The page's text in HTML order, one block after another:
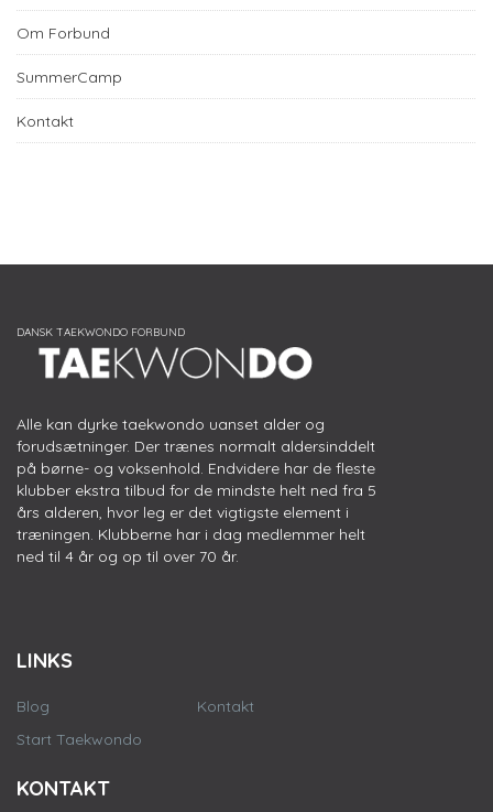
Om Forbund
SummerCamp
Kontakt
Alle kan dyrke taekwondo uanset alder og
forudsætninger. Der trænes normalt aldersinddelt
på børne- og voksenhold. Endvidere har de fleste
klubber ekstra tilbud for de mindste helt ned fra 5
års alderen, hvor leg er det vigtigste element i
træningen. Klubberne har i dag medlemmer helt
ned til 4 år og op til over 70 år.
LINKS
Blog
Start Taekwondo
Kontakt
KONTAKT